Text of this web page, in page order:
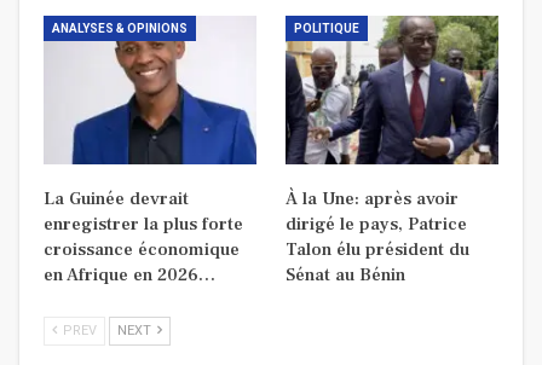
ANALYSES & OPINIONS
La Guinée devrait
enregistrer la plus forte
croissance économique
en Afrique en 2026…
POLITIQUE
À la Une: après avoir
dirigé le pays, Patrice
Talon élu président du
Sénat au Bénin
PREV NEXT